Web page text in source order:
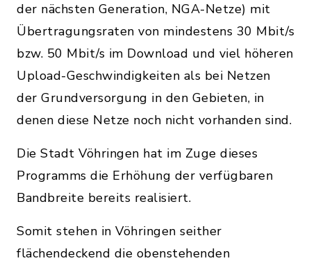
der nächsten Generation, NGA-Netze) mit
Übertragungsraten von mindestens 30 Mbit/s
bzw. 50 Mbit/s im Download und viel höheren
Upload-Geschwindigkeiten als bei Netzen
der Grundversorgung in den Gebieten, in
denen diese Netze noch nicht vorhanden sind.
Die Stadt Vöhringen hat im Zuge dieses
Programms die Erhöhung der verfügbaren
Bandbreite bereits realisiert.
Somit stehen in Vöhringen seither
flächendeckend die obenstehenden